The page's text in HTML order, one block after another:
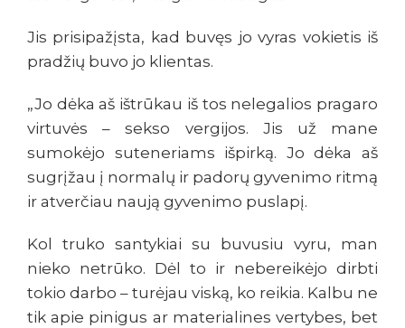
Jis prisipažįsta, kad buvęs jo vyras vokietis iš
pradžių buvo jo klientas.
„Jo dėka aš ištrūkau iš tos nelegalios pragaro
virtuvės – sekso vergijos. Jis už mane
sumokėjo suteneriams išpirką. Jo dėka aš
sugrįžau į normalų ir padorų gyvenimo ritmą
ir atverčiau naują gyvenimo puslapį.
Kol truko santykiai su buvusiu vyru, man
nieko netrūko. Dėl to ir nebereikėjo dirbti
tokio darbo – turėjau viską, ko reikia. Kalbu ne
tik apie pinigus ar materialines vertybes, bet